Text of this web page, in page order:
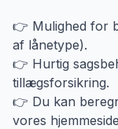
👉 Mulighed for
af lånetype).
👉 Hurtig
tillægsforsikring.
👉 Du kan
vores